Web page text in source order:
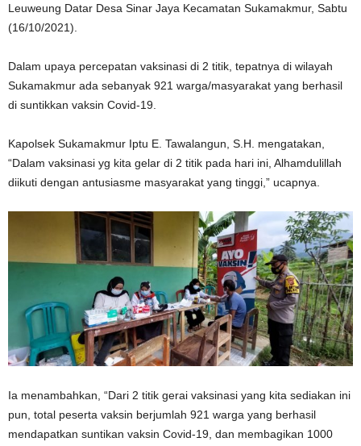
Leuweung Datar Desa Sinar Jaya Kecamatan Sukamakmur, Sabtu
(16/10/2021).
Dalam upaya percepatan vaksinasi di 2 titik, tepatnya di wilayah
Sukamakmur ada sebanyak 921 warga/masyarakat yang berhasil
di suntikkan vaksin Covid-19.
Kapolsek Sukamakmur Iptu E. Tawalangun, S.H. mengatakan,
“Dalam vaksinasi yg kita gelar di 2 titik pada hari ini, Alhamdulillah
diikuti dengan antusiasme masyarakat yang tinggi,” ucapnya.
Ia menambahkan, “Dari 2 titik gerai vaksinasi yang kita sediakan ini
pun, total peserta vaksin berjumlah 921 warga yang berhasil
mendapatkan suntikan vaksin Covid-19, dan membagikan 1000